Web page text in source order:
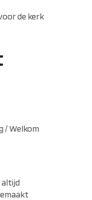
de kerk
/ Welkom
altijd